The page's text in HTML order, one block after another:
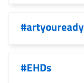
#artyouready
#EHDs